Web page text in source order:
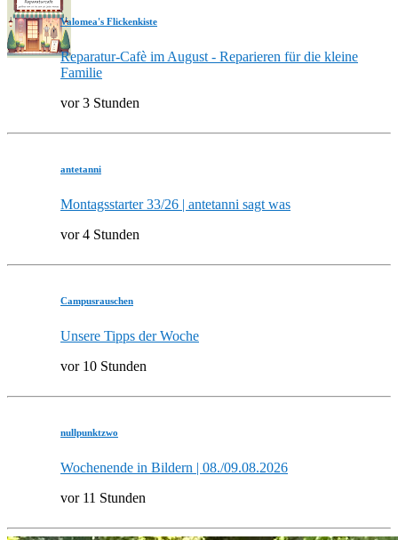
Valomea's Flickenkiste
Reparatur-Cafè im August - Reparieren für die kleine
Familie
vor 3 Stunden
antetanni
Montagsstarter 33/26 | antetanni sagt was
vor 4 Stunden
Campusrauschen
Unsere Tipps der Woche
vor 10 Stunden
nullpunktzwo
Wochenende in Bildern | 08./09.08.2026
vor 11 Stunden